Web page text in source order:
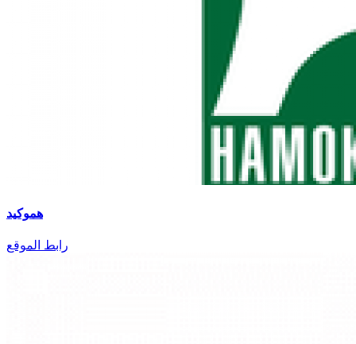
هموكيد
رابط الموقع